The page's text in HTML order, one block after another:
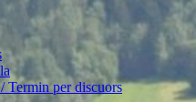
Termin per discuors